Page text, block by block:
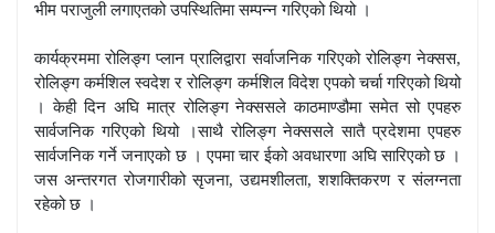
भीम पराजुली लगाएतको उपस्थितिमा सम्पन्न गरिएको थियो ।
कार्यक्रममा रोलिङ्ग प्लान प्रालिद्वारा सर्वाजनिक गरिएको रोलिङ्ग नेक्सस,
रोलिङ्ग कर्मशिल स्वदेश र रोलिङ्ग कर्मशिल विदेश एपको चर्चा गरिएको थियो
। केही दिन अघि मात्र रोलिङ्ग नेक्ससले काठमाण्डौमा समेत सो एपहरु
सार्वजनिक गरिएको थियो ।साथै रोलिङ्ग नेक्ससले सातै प्रदेशमा एपहरु
सार्वजनिक गर्ने जनाएको छ । एपमा चार ईको अवधारणा अघि सारिएको छ ।
जस अन्तरगत रोजगारीको सृजना, उद्यमशीलता, शशक्तिकरण र संलग्नता
रहेको छ ।